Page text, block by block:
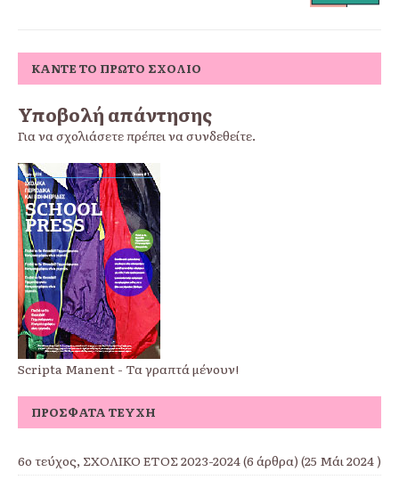
ΚΆΝΤΕ ΤΟ ΠΡΏΤΟ ΣΧΌΛΙΟ
Υποβολή απάντησης
Για να σχολιάσετε πρέπει νασυνδεθείτε.
Scripta Manent - Τα γραπτά μένουν!
ΠΡΌΣΦΑΤΑ ΤΕΎΧΗ
6ο τεύχος, ΣΧΟΛΙΚΟ ΕΤΟΣ 2023-2024(6 άρθρα) (25 Μάι 2024 )